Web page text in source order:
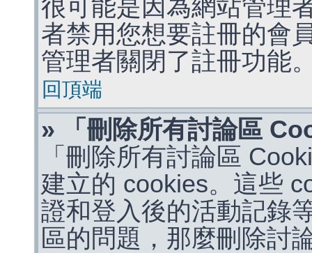
很可能是因為網站管理
者禁用您想要註冊的會
管理者關閉了註冊功能
回頂端
» 「刪除所有討論區
「刪除所有討論區
建立的 cookies。這些
證和登入後的活動記錄
區的問題，那麼刪除討